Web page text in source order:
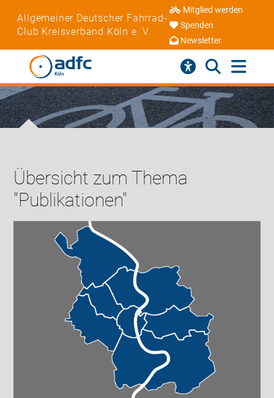
Allgemeiner Deutscher Fahrrad-
Club Kreisverband Köln e. V.
Mitglied werden
Spenden
Newsletter
Übersicht zum Thema
"Publikationen"